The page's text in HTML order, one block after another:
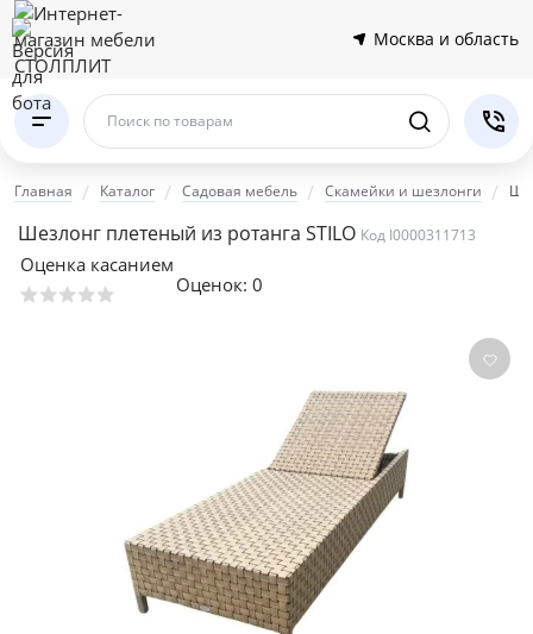
Москва и область
Поиск по товарам
Главная Каталог Садовая мебель Скамейки и шезлонги
Шезлонг плетеный из ротанга STILO Код I0000311713
Оценка касанием
Оценок: 0